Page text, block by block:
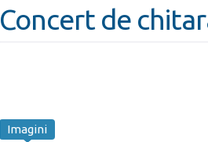
Concert de
Imagini